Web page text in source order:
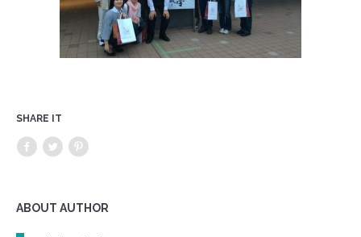
SHARE IT
ABOUT AUTHOR